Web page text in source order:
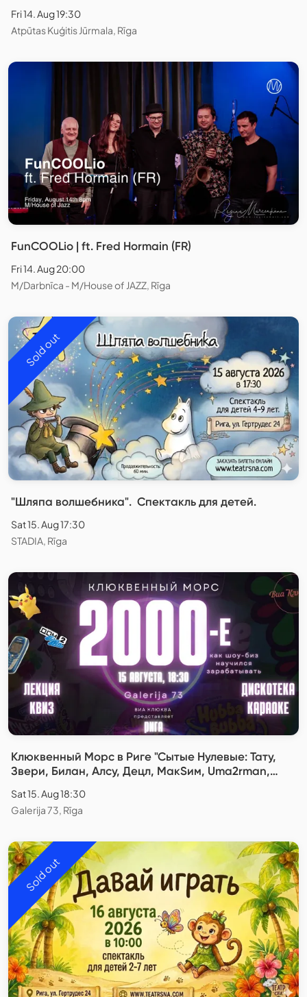
Fri 14. Aug 19:30
Аtpūtas Kuģitis Jūrmala, Rīga
FunCOOLio | ft. Fred Hormain (FR)
Fri 14. Aug 20:00
M/Darbnīca - M/House of JAZZ, Rīga
Sold out
​"Шляпа волшебника". ​​​ Спектакль для детей.
Sat 15. Aug 17:30
STADIA, Rīga
Клюквенный Морс в Риге "Сытые Нулевые: Тату,
Звери, Билан, Алсу, Децл, МакSим, Uma2rman,
Sat 15. Aug 18:30
Galerija 73, Rīga
Sold out